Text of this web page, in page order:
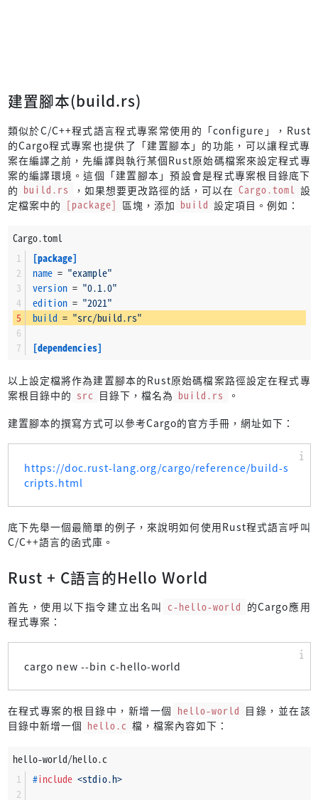
建置腳本(build.rs)
類似於C/C++程式語言程式專案常使用的「configure」，Rust
的Cargo程式專案也提供了「建置腳本」的功能，可以讓程式專
案在編譯之前，先編譯與執行某個Rust原始碼檔案來設定程式專
案的編譯環境。這個「建置腳本」預設會是程式專案根目錄底下
的 build.rs ，如果想要更改路徑的話，可以在 Cargo.toml 設
定檔案中的 [package] 區塊，添加 build 設定項目。例如：
Cargo.toml
[package]
name = "example"
version = "0.1.0"
edition = "2021"
build = "src/build.rs"
[dependencies]
以上設定檔將作為建置腳本的Rust原始碼檔案路徑設定在程式專
案根目錄中的 src 目錄下，檔名為 build.rs
。
建置腳本的撰寫方式可以參考Cargo的官方手冊，網址如下：
https://doc.rust-lang.org/cargo/reference/build-s
cripts.html
底下先舉一個最簡單的例子，來說明如何使用Rust程式語言呼叫
C/C++語言的函式庫。
Rust + C語言的Hello World
首先，使用以下指令建立出名叫 c-hello-world 的Cargo應用
程式專案：
cargo new --bin c-hello-world
在程式專案的根目錄中，新增一個 hello-world 目錄，並在該
目錄中新增一個 hello.c 檔，檔案內容如下：
hello-world/hello.c
#include <stdio.h>